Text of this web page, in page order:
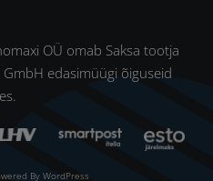
OÜ omab Saksa tootja
edasimüügi õiguseid
By WordPress